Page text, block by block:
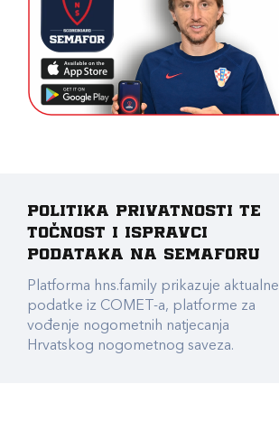
Politika privatnosti te
točnost i ispravci
podataka na Semaforu
Platforma hns.family prikazuje aktualne
podatke iz COMET-a, platforme za
vođenje nogometnih natjecanja
Hrvatskog nogometnog saveza.